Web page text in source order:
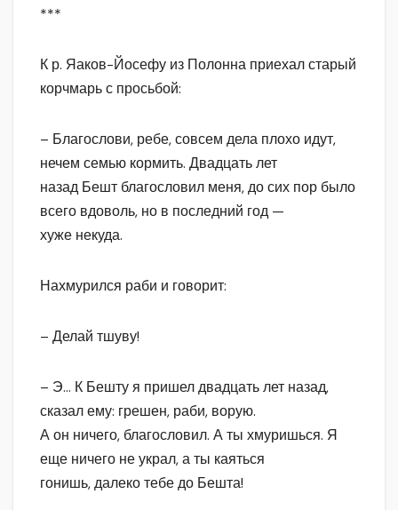
***
К р. Яаков-Йосефу из Полонна приехал старый
корчмарь с просьбой:
– Благослови, ребе, совсем дела плохо идут,
нечем семью кормить. Двадцать лет
назад Бешт благословил меня, до сих пор было
всего вдоволь, но в последний год —
хуже некуда.
Нахмурился раби и говорит:
– Делай тшуву!
– Э… К Бешту я пришел двадцать лет назад,
сказал ему: грешен, раби, ворую.
А он ничего, благословил. А ты хмуришься. Я
еще ничего не украл, а ты каяться
гонишь, далеко тебе до Бешта!